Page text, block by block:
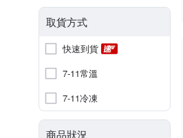
取貨方式
快速到貨
7-11常溫
7-11冷凍
商品狀況